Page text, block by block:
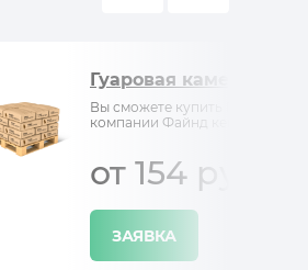
Гуаровая камедь
Вы сможете купить Гуаровая
компании Файнд кемистри
от 154 руб/кг
ЗАЯВКА